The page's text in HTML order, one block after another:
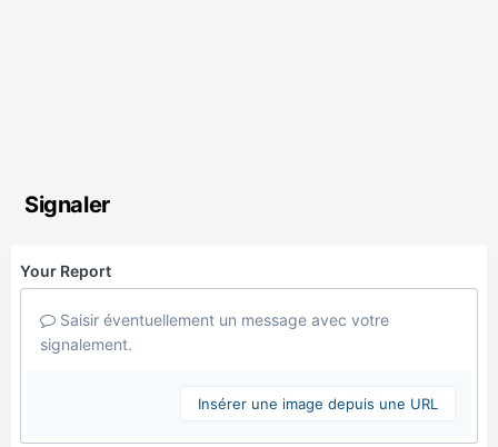
Signaler
Your Report
Saisir éventuellement un message avec votre
signalement.
Insérer une image depuis une URL